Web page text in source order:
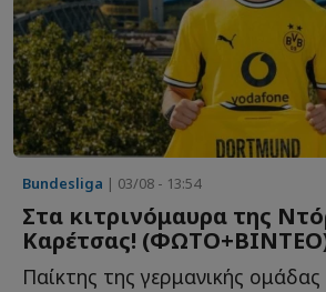
Bundesliga | 03/08 - 13:54
Στα κιτρινόμαυρα της
Καρέτσας!